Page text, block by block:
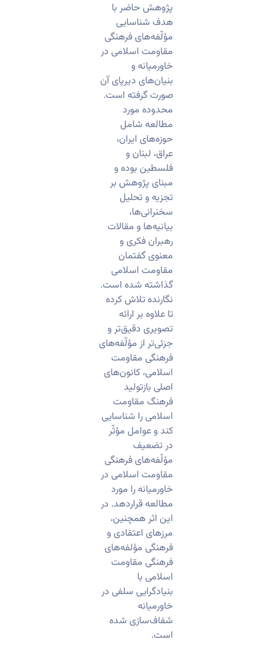
پژوهش حاضر با
هدف شناسایی
مؤلّفه‌های فرهنگی
مقاومت اسلامی در
خاورمیانه و
بنیان‌های دیرپای آن
صورت گرفته است.
محدوده مورد
مطالعه شامل
حوزه‌های ایران،
عراق، لبنان و
فلسطین بوده و
مبنای پژوهش بر
تجزیه و تحلیل
سخنرانی‌ها،
بیانیه‌ها و مقالات
رهبران فکری و
معنوی گفتمان
مقاومت اسلامی
گذاشته شده است.
نگارنده تلاش کرده
تا علاوه بر ارائه
تصویری دقیق‌تر و
جزئی‌تر از مؤلّفه‌های
فرهنگی مقاومت
اسلامی، کانون‌های
اصلی بازتولید
فرهنگ مقاومت
اسلامی را شناسایی
کند و عوامل مؤثّر
در تضعیف
مؤلّفه‌های فرهنگی
مقاومت اسلامی در
خاورمیانه را مورد
مطالعه قراردهد. در
این اثر همچنین،
مرزهای اعتقادی و
فرهنگی مؤلفه‌های
فرهنگی مقاومت
اسلامی با
بنیادگرایی سلفی در
خاورمیانه
شفاف‌سازی شده
است.